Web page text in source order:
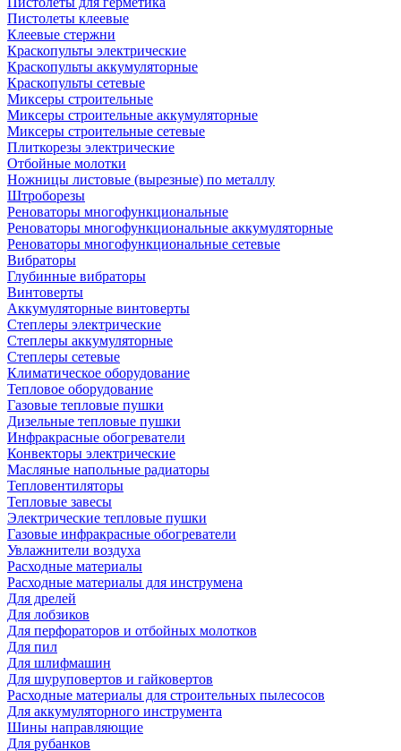
Пистолеты клеевые
Клеевые стержни
Краскопульты электрические
Краскопульты аккумуляторные
Краскопульты сетевые
Миксеры строительные
Миксеры строительные аккумуляторные
Миксеры строительные сетевые
Плиткорезы электрические
Отбойные молотки
Ножницы листовые (вырезные) по металлу
Штроборезы
Реноваторы многофункциональные
Реноваторы многофункциональные аккумуляторные
Реноваторы многофункциональные сетевые
Вибраторы
Глубинные вибраторы
Винтоверты
Аккумуляторные винтоверты
Степлеры электрические
Степлеры аккумуляторные
Степлеры сетевые
Климатическое оборудование
Тепловое оборудование
Газовые тепловые пушки
Дизельные тепловые пушки
Инфракрасные обогреватели
Конвекторы электрические
Масляные напольные радиаторы
Тепловентиляторы
Тепловые завесы
Электрические тепловые пушки
Газовые инфракрасные обогреватели
Увлажнители воздуха
Расходные материалы
Расходные материалы для инструмена
Для дрелей
Для лобзиков
Для перфораторов и отбойных молотков
Для пил
Для шлифмашин
Для шуруповертов и гайковертов
Расходные материалы для строительных пылесосов
Для аккумуляторного инструмента
Шины направляющие
Для рубанков